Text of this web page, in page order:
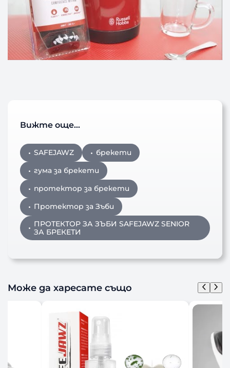
Вижте още…
SAFEJAWZ
брекети
гума за брекети
протектор за брекети
Протектор за Зъби
ПРОТЕКТОР ЗА ЗЪБИ SAFEJAWZ SENIOR
ЗА БРЕКЕТИ
Може да харесате също